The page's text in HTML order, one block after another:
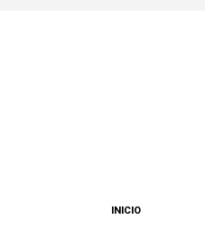
INICIO